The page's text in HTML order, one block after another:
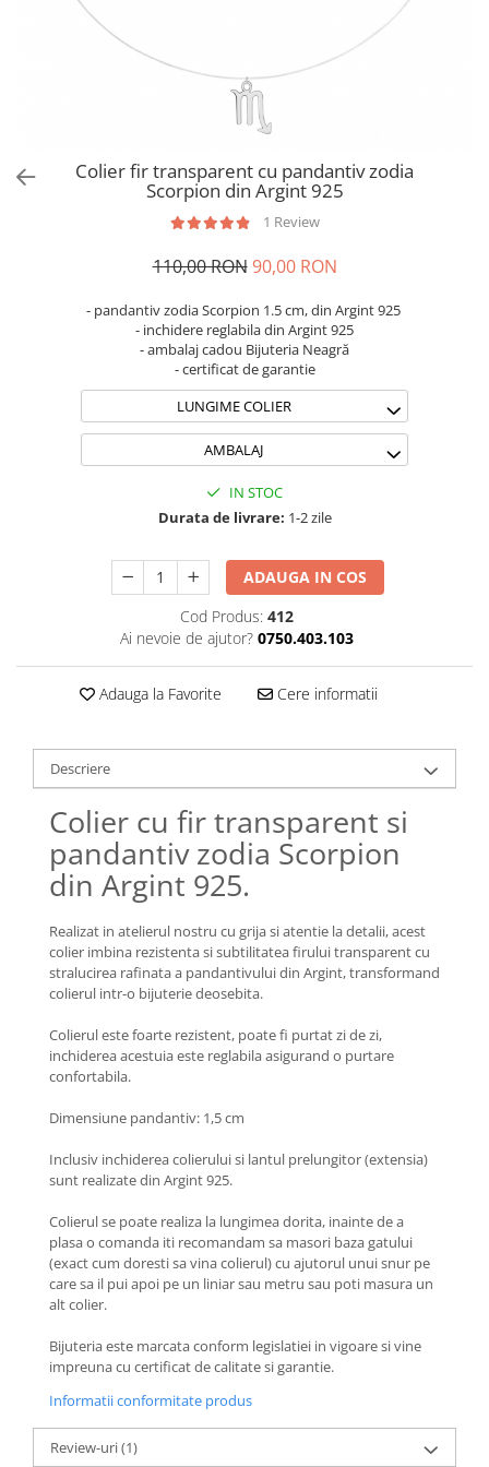
Coliere Transparente cu Stea
Coliere Transparente cu Soare
Coliere Transparente cu Semilună
Coliere Transparente cu Zodii
Coliere Transparente cu Flori
Coliere Transparente cu Animale
Coliere Transparente cu Pietre
Coliere Transparente Diverse
LĂNȚIȘOARE ARGINT
Lănțișoare cu Inimioare
Lănțișoare cu Stea
Lănțișoare cu Soare
Lănțișoare cu Molecule
Lănțișoare cu Pietre Naturale
Lănțișoare Argint Diverse
COLIERE CU PERLE
Coliere cu Perle Naturale
COLIERE ȘNUR REGLABIL
Coliere cu Inimioare
Coliere cu Cruce
Coliere cu Stea
Coliere cu Soare
Coliere cu Semilună
Coliere cu Zodii
Coliere cu Flori
Coliere cu Animale
Coliere Diverse
BRĂȚĂRI
BRĂȚĂRI CU ȘNUR REGLABIL
Brățări din Argint cu șnur reglabil
BRĂȚĂRI CU PIETRE SEMIPREȚIOASE
Brățări din Aur cu pietre
semiprețioase
Brățări din Argint cu pietre
semiprețioase
semiprețioase
BRĂȚĂRI DE PICIOR
Brățări de picior din Aur
Brățări de picior din Argint
COLIERE
Brățări din Argint cu pietre
semiprețioase
Brățări elastice cu pietre
Colier fir transparent cu pandantiv zodia
Scorpion din Argint 925
1 Review
110,00 RON 90,00 RON
- pandantiv zodia Scorpion 1.5 cm, din Argint 925
- inchidere reglabila din Argint 925
- ambalaj cadou Bijuteria Neagră
- certificat de garantie
LUNGIME COLIER
AMBALAJ
IN STOC
Durata de livrare: 1-2 zile
ADAUGA IN COS
Cod Produs: 412
Ai nevoie de ajutor? 0750.403.103
Adauga la Favorite Cere informatii
Descriere
Colier cu fir transparent si
pandantiv zodia Scorpion
din Argint 925.
Realizat in atelierul nostru cu grija si atentie la detalii, acest
colier imbina rezistenta si subtilitatea firului transparent cu
stralucirea rafinata a pandantivului din Argint, transformand
colierul intr-o bijuterie deosebita.
Colierul este foarte rezistent, poate fi purtat zi de zi,
inchiderea acestuia este reglabila asigurand o purtare
confortabila.
Dimensiune pandantiv: 1,5 cm
Inclusiv inchiderea colierului si lantul prelungitor (extensia)
sunt realizate din Argint 925.
Colierul se poate realiza la lungimea dorita, inainte de a
plasa o comanda iti recomandam sa masori baza gatului
(exact cum doresti sa vina colierul) cu ajutorul unui snur pe
care sa il pui apoi pe un liniar sau metru sau poti masura un
alt colier.
Bijuteria este marcata conform legislatiei in vigoare si vine
impreuna cu certificat de calitate si garantie.
Informatii conformitate produs
Review-uri(1)